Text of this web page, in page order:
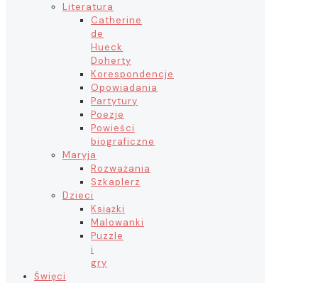
Literatura
Catherine
de
Hueck
Doherty
Korespondencje
Opowiadania
Partytury
Poezje
Powieści
biograficzne
Maryja
Rozważania
Szkaplerz
Dzieci
Książki
Malowanki
Puzzle
i
gry
Święci